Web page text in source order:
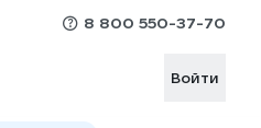
8 800 550-37-70
Войти